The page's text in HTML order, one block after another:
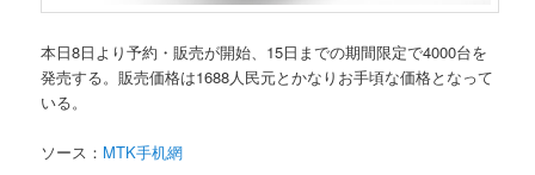
本日8日より予約・販売が開始、15日までの期間限定で4000台を
発売する。販売価格は1688人民元とかなりお手頃な価格となって
いる。
ソース： MTK手机網